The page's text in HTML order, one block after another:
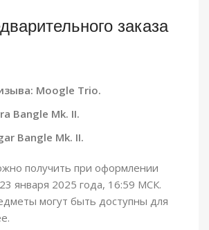
заказа
Moogle Trio.
Bangle Mk. II.
Bangle Mk. II.
получить при оформлении
января 2025 года, 16:59 МСК.
могут быть доступны для